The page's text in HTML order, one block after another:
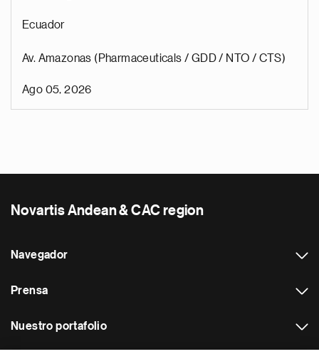
Ecuador
Av. Amazonas (Pharmaceuticals / GDD / NTO / CTS)
Ago 05, 2026
Novartis Andean & CAC region
Navegador
Prensa
Nuestro portafolio